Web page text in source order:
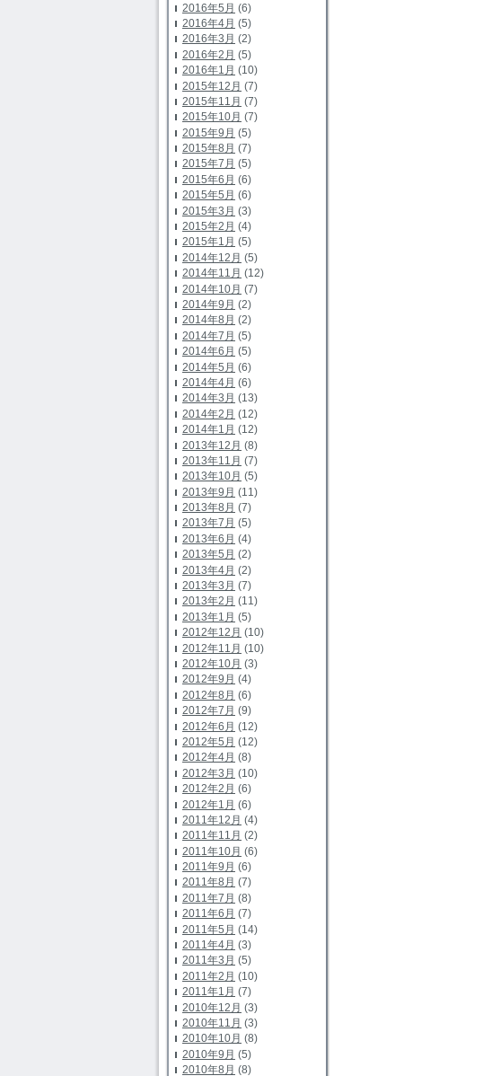
2016年5月 (6)
2016年4月 (5)
2016年3月 (2)
2016年2月 (5)
2016年1月 (10)
2015年12月 (7)
2015年11月 (7)
2015年10月 (7)
2015年9月 (5)
2015年8月 (7)
2015年7月 (5)
2015年6月 (6)
2015年5月 (6)
2015年3月 (3)
2015年2月 (4)
2015年1月 (5)
2014年12月 (5)
2014年11月 (12)
2014年10月 (7)
2014年9月 (2)
2014年8月 (2)
2014年7月 (5)
2014年6月 (5)
2014年5月 (6)
2014年4月 (6)
2014年3月 (13)
2014年2月 (12)
2014年1月 (12)
2013年12月 (8)
2013年11月 (7)
2013年10月 (5)
2013年9月 (11)
2013年8月 (7)
2013年7月 (5)
2013年6月 (4)
2013年5月 (2)
2013年4月 (2)
2013年3月 (7)
2013年2月 (11)
2013年1月 (5)
2012年12月 (10)
2012年11月 (10)
2012年10月 (3)
2012年9月 (4)
2012年8月 (6)
2012年7月 (9)
2012年6月 (12)
2012年5月 (12)
2012年4月 (8)
2012年3月 (10)
2012年2月 (6)
2012年1月 (6)
2011年12月 (4)
2011年11月 (2)
2011年10月 (6)
2011年9月 (6)
2011年8月 (7)
2011年7月 (8)
2011年6月 (7)
2011年5月 (14)
2011年4月 (3)
2011年3月 (5)
2011年2月 (10)
2011年1月 (7)
2010年12月 (3)
2010年11月 (3)
2010年10月 (8)
2010年9月 (5)
2010年8月 (8)